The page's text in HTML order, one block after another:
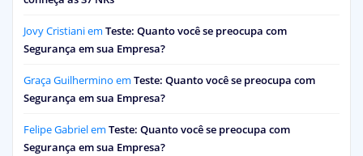
Jovy Cristianiem Teste: Quanto você se preocupa com
Segurança em sua Empresa?
Graça Guilhermino em Teste: Quanto você se preocupa com
Segurança em sua Empresa?
Felipe Gabrielem Teste: Quanto você se preocupa com
Segurança em sua Empresa?